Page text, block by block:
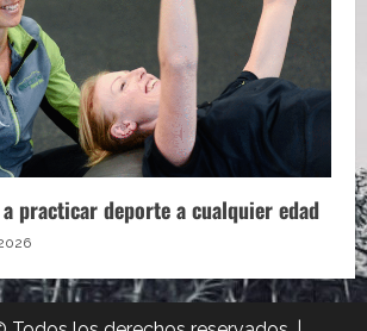
practicar deporte a cualquier edad